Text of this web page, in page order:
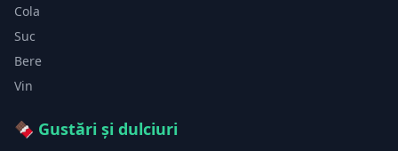
Cola
Suc
Bere
Vin
🍫 Gustări și dulciuri